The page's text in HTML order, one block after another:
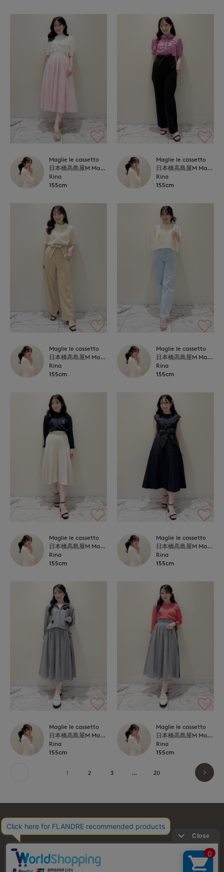
Maglie le cassetto
日本橋高島屋M Maglie le cassetto
Rina
155cm
Maglie le cassetto
日本橋高島屋M Maglie le cassetto
Rina
155cm
Maglie le cassetto
日本橋高島屋M Maglie le cassetto
Rina
155cm
Maglie le cassetto
日本橋高島屋M Maglie le cassetto
Rina
155cm
Maglie le cassetto
日本橋高島屋M Maglie le cassetto
Rina
155cm
Maglie le cassetto
日本橋高島屋M Maglie le cassetto
Rina
155cm
Maglie le cassetto
日本橋高島屋M Maglie le cassetto
Rina
155cm
Maglie le cassetto
日本橋高島屋M Maglie le cassetto
Rina
155cm
1 2 3 … 20
お問い合わせ 利用規約 プライバシーポリシー
特定商取引・古物営業法に基づく表示